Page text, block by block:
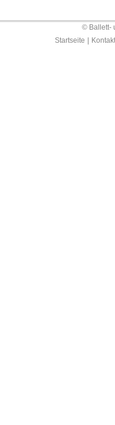
© Ballett-
Startseite
Kontakt